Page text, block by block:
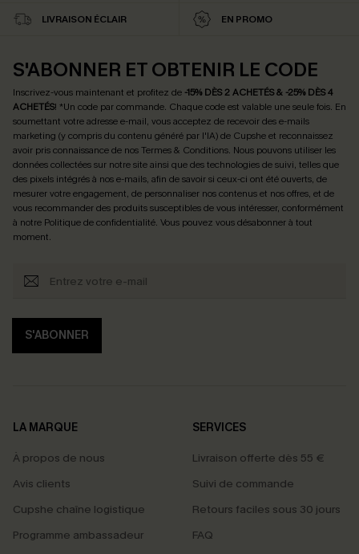
LIVRAISON ÉCLAIR EN PROMO
S'ABONNER ET OBTENIR LE CODE
Inscrivez-vous maintenant et profitez de -15% DÈS 2 ACHETÉS & -25% DÈS 4
ACHETÉS! *Un code par commande. Chaque code est valable une seule fois. En
soumettant votre adresse e-mail, vous acceptez de recevoir des e-mails
marketing (y compris du contenu généré par l'IA) de Cupshe et reconnaissez
avoir pris connaissance de nosTermes & Conditions. Nous pouvons utiliser les
données collectées sur notre site ainsi que des technologies de suivi, telles que
des pixels intégrés à nos e-mails, afin de savoir si ceux-ci ont été ouverts, de
mesurer votre engagement, de personnaliser nos contenus et nos offres, et de
vous recommander des produits susceptibles de vous intéresser, conformément
à notre Politique de confidentialité. Vous pouvez vous désabonner à tout
moment.
S'ABONNER
LA MARQUE
À propos de nous
Avis clients
Cupshe chaîne logistique
Programme ambassadeur
SERVICES
Livraison offerte dès 55 €
Suivi de commande
Retours faciles sous 30 jours
FAQ